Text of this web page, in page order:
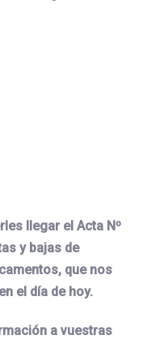
llegar el Acta Nº
y bajas de
que nos
el día de hoy.
a vuestras